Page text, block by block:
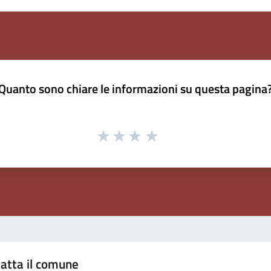
sono chiare le informazioni su questa
il comune